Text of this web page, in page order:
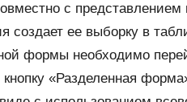
с
создает ее выборку в
формы необходимо
«Разделенная